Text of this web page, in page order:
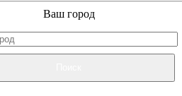
Ваш город